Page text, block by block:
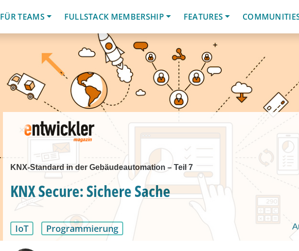
FÜR TEAMS
FULLSTACK MEMBERSHIP FEATURES
KNX-Standard in der Gebäudeautomation – Teil 7
KNX Secure: Sichere Sache
IoT Programmierung